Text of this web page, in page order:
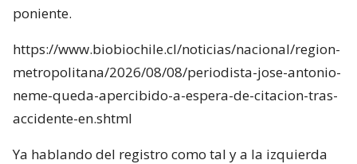
poniente.
https://www.biobiochile.cl/noticias/nacional/region-
metropolitana/2026/08/08/periodista-jose-antonio-
neme-queda-apercibido-a-espera-de-citacion-tras-
accidente-en.shtml
Ya hablando del registro como tal y a la izquierda